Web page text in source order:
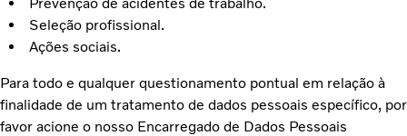
Seleção profissional.
Ações sociais.
Para todo e qualquer questionamento pontual em relação à
finalidade de um tratamento de dados pessoais específico, por
favor acione o nosso Encarregado de Dados Pessoais